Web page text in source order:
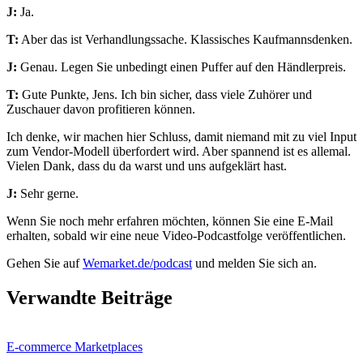
J: Ja.
T: Aber das ist Verhandlungssache. Klassisches Kaufmannsdenken.
J: Genau. Legen Sie unbedingt einen Puffer auf den Händlerpreis.
T: Gute Punkte, Jens. Ich bin sicher, dass viele Zuhörer und
Zuschauer davon profitieren können.
Ich denke, wir machen hier Schluss, damit niemand mit zu viel Input
zum Vendor-Modell überfordert wird. Aber spannend ist es allemal.
Vielen Dank, dass du da warst und uns aufgeklärt hast.
J: Sehr gerne.
Wenn Sie noch mehr erfahren möchten, können Sie eine E-Mail
erhalten, sobald wir eine neue Video-Podcastfolge veröffentlichen.
Gehen Sie aufWemarket.de/podcast und melden Sie sich an.
Verwandte Beiträge
E-commerce Marketplaces